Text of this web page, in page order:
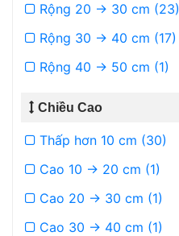
Rộng 20 -> 30 cm (23)
Rộng 30 -> 40 cm (17)
Rộng 40 -> 50 cm (1)
Chiều Cao
Thấp hơn 10 cm (30)
Cao 10 -> 20 cm (1)
Cao 20 -> 30 cm (1)
Cao 30 -> 40 cm (1)